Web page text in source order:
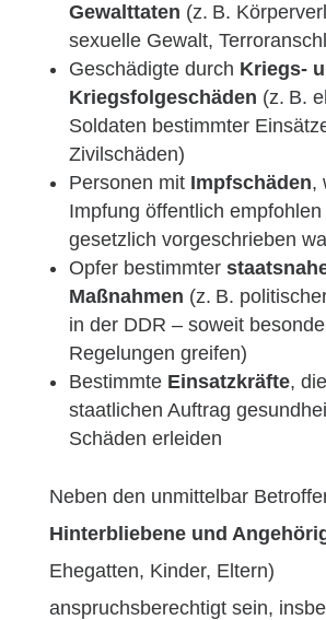
Gewalttaten (z. B.
sexuelle Gewalt,
Geschädigte durch Kriegs-
Kriegsfolgeschäden (z. B.
Soldaten bestimmter
Zivilschäden)
Personen mit Impfschäden,
Impfung öffentlich empfohlen
gesetzlich vorgeschrieben
Opfer bestimmter
Maßnahmen (z. B.
in der DDR – soweit
Regelungen greifen)
Bestimmte Einsatzkräfte,
staatlichen Auftrag
Schäden erleiden
Neben den unmittelbar
Hinterbliebene und
Ehegatten, Kinder, Eltern)
anspruchsberechtigt sein,